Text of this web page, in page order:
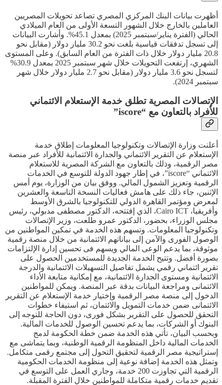
أظهرت بيانات البنك المركزي المصري تصاعد تحويلات المصريين
العاملين بالخارج خلال الشهور التسعة الأولى من العام الميلادي
الحالي (الفترة يناير/سبتمبر 2025) بمعدل 45.1%. وأشارت البيانات
إلى تسجل تدفقات قياسية بلغت نحو 30.2 مليار دولار (مقابل نحو
20.8 مليار دولار خلال ذات الفترة من العام السابق). وعلى المستوى
الشهري، إرتفعت التحويلات خلال شهر سبتمبر 2025 بمعدل 30.9%
لتسجل نحو 3.6 مليار دولار (مقابل نحو 2.7 مليار دولار خلال شهر
سبتمبر 2024).
الإتصالات المصرية تطلق خدمة الإستعلام الائتماني
للأفراد بالتعاون مع “iscore”
أعلنت وزارة الإتصالات وتكنولوجيا المعلومات إطلاق خدمة
الإستعلام عن التقرير الائتماني والجدارة الائتمانية للأفراد عبر منصة
مصر الرقمية، وذلك بالتعاون مع الشركة المصرية للاستعلام
الائتماني “iscore”، في إطار جهود الدولة للتوسع في الخدمات
الرقمية وتعزيز الشمول المالي. ووفق بيان من الوزارة، يوم أمس
الإثنين، جاء ذلك على هامش فعاليات النسخة التاسعة والعشرين
لمعرض ومؤتمر القاهرة الدولي للتكنولوجيا بالشرق الأوسط
وأفريقيا، Cairo ICT، الذي إفتتحه، الدكتور مصطفى مدبولي، رئيس
مجلس الوزراء، بحضور، الدكتور عمرو طلعت، وزير الإتصالات
وتكنولوجيا المعلومات. وتسهم هذه الخدمة في تمكين المواطنين من
الوصول الفورى والآمن إلى بياناتهم الائتمانية من خلال منصة رقمية
موثوقة، بما يدعم الوعى المالي ويسهم فى تحسين إدارة الإلتزامات
بصورة أفضل. وتتيح الخدمة الجديدة للمستخدمين الحصول على
تقرير ائتماني رقمي يشمل تفاصيل التسهيلات الائتمانية والدرجة
الائتمانية ومستوى الجدارة الائتمانية، مع إمكانية متابعة الأداء
الائتمانى ومراجعة البيانات بدقة عبر المنصة. ويمكن للمواطنين
الدخول إلى منصة مصر الرقمية وإختيار خدمة الإستعلام عن التقرير
الائتمانى ضمن خدمات التمويل والائتمان، ثم استيفاء خطوات
التحقق للحصول على التقرير بشكل فورى، دون الحاجة للتوجه إلى
البنوك أو الشركات، بما يدعم تحسين الوصول للخدمات المالية.
وبحسب البيان، تأتي هذه الخدمة ضمن خطة الحكومة لدمج
الخدمات المالية داخل المنظومة الرقمية الوطنية، وبما يتماشى مع
إستراتيجية مصر الرقمية لتحقيق التحول إلى مجتمع رقمى متكامل.
وتمثل هذه الخدمة إضافة نوعية إلى منظومة الخدمات الحكومية
الرقمية التي تجاوزت 200 خدمة، وجاري العمل على التوسع في
تقديم خدمات رقمية متكاملة للمواطنين خلال الفترة المقبلة.